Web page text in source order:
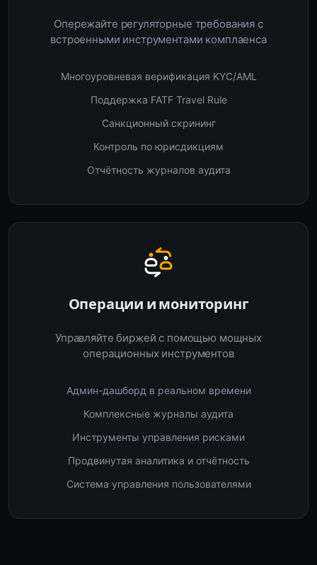
Опережайте регуляторные требования с
встроенными инструментами комплаенса
Многоуровневая верификация KYC/AML
Поддержка FATF Travel Rule
Санкционный скрининг
Контроль по юрисдикциям
Отчётность журналов аудита
Операции и мониторинг
Управляйте биржей с помощью мощных
операционных инструментов
Админ-дашборд в реальном времени
Комплексные журналы аудита
Инструменты управления рисками
Продвинутая аналитика и отчётность
Система управления пользователями